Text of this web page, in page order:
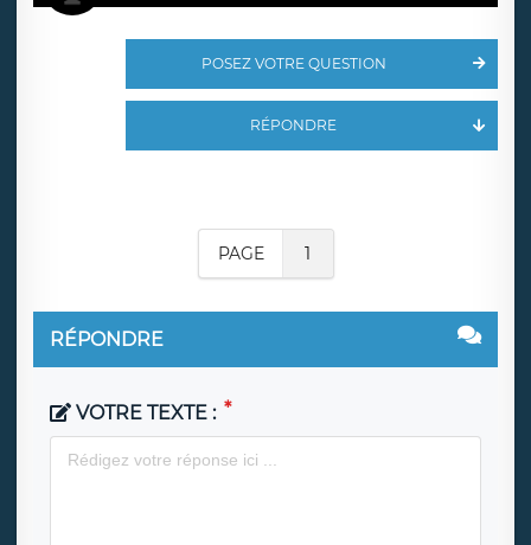
POSEZ VOTRE QUESTION
RÉPONDRE
PAGE 1
RÉPONDRE
VOTRE TEXTE :